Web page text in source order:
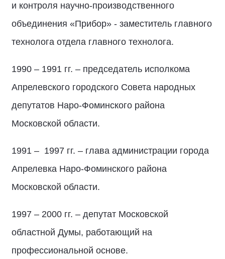
и контроля научно-производственного
объединения «Прибор» - заместитель главного
технолога отдела главного технолога.
1990 – 1991 гг. – председатель исполкома
Апрелевского городского Совета народных
депутатов Наро-Фоминского района
Московской области.
1991 – 1997 гг. – глава администрации города
Апрелевка Наро-Фоминского района
Московской области.
1997 – 2000 гг. – депутат Московской
областной Думы, работающий на
профессиональной основе.